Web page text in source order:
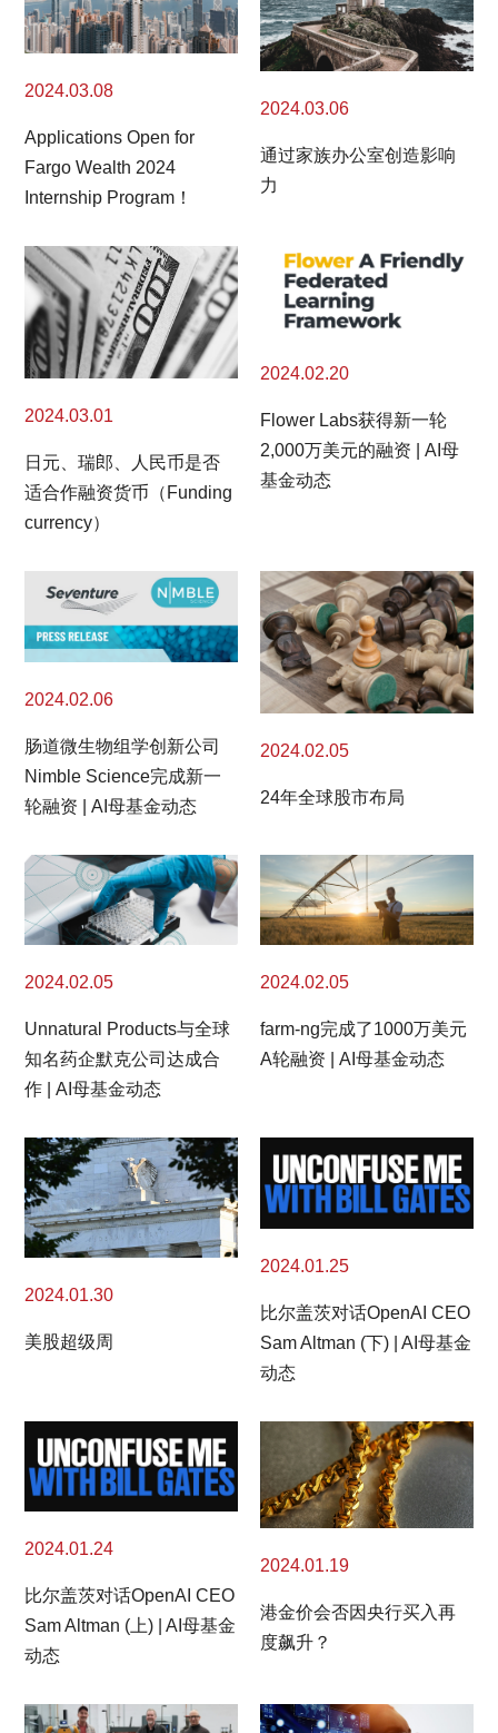
2024.03.08
Applications Open for
Fargo Wealth 2024
Internship Program！
2024.03.06
通过家族办公室创造影响
力
2024.03.01
日元、瑞郎、人民币是否
适合作融资货币（Funding
currency）
2024.02.20
Flower Labs获得新一轮
2,000万美元的融资 | AI母
基金动态
2024.02.06
肠道微生物组学创新公司
Nimble Science完成新一
轮融资 | AI母基金动态
2024.02.05
24年全球股市布局
2024.02.05
Unnatural Products与全球
知名药企默克公司达成合
作 | AI母基金动态
2024.02.05
farm-ng完成了1000万美元
A轮融资 | AI母基金动态
2024.01.30
美股超级周
2024.01.25
比尔盖茨对话OpenAI CEO
Sam Altman (下) | AI母基金
动态
2024.01.24
比尔盖茨对话OpenAI CEO
Sam Altman (上) | AI母基金
动态
2024.01.19
港金价会否因央行买入再
度飙升？